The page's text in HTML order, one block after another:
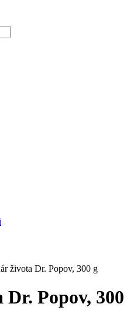
života Dr. Popov, 300 g
Popov,